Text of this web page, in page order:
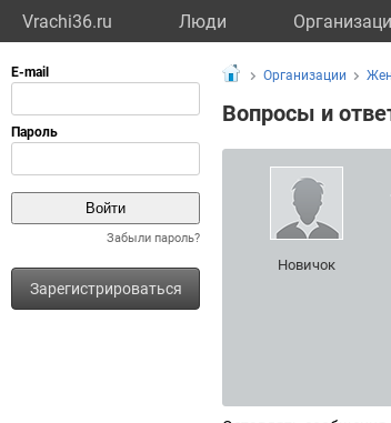
Vrachi36.ru Люди
Забыли пароль?
Зарегистрироваться
Организации
Вопросы и
Новичок